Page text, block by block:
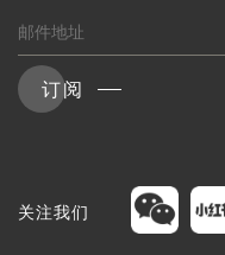
订阅
关注我们